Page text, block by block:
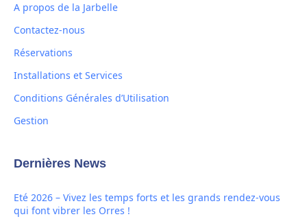
A propos de la Jarbelle
Contactez-nous
Réservations
Installations et Services
Conditions Générales d’Utilisation
Gestion
Dernières News
Eté 2026 – Vivez les temps forts et les grands rendez-vous
qui font vibrer les Orres !